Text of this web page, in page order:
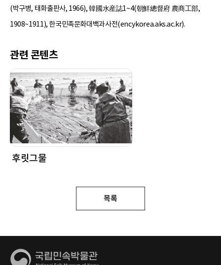
(박구병, 태화출판사, 1966), 韓國水産誌1~4(朝鮮總督府 農商工部,
1908~1911), 한국민족문화대백과사전(encykorea.aks.ac.kr).
관련 콘텐츠
후릿그물
목록